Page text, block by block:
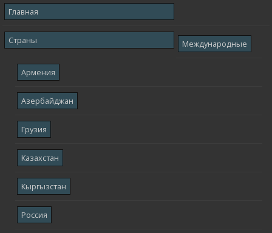
Главная
Страны Международные
Армения
Азербайджан
Грузия
Казахстан
Кыргызстан
Россия